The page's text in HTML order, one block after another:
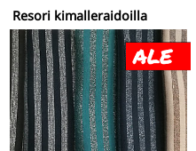
Resori kimalleraidoilla